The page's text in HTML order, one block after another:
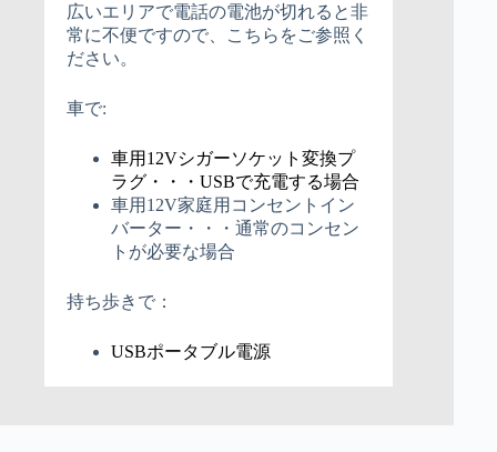
広いエリアで電話の電池が切れると非
常に不便ですので、こちらをご参照く
ださい。
車で:
車用12Vシガーソケット変換プ
ラグ・・・USBで充電する場合
車用12V家庭用コンセントイン
バーター・・・通常のコンセン
トが必要な場合
持ち歩きで：
USBポータブル電源